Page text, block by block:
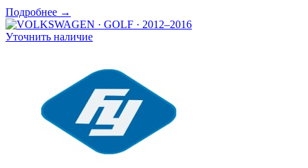
Подробнее →
Уточнить наличие